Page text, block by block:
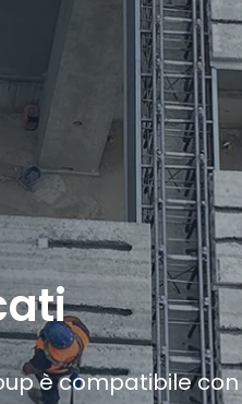
è compatibile con